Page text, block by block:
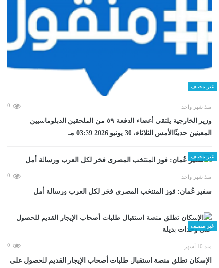
غير مصنف
منذ شهر واحد 0
وزير الخارجية يلتقي أعضاء الدفعة ٥٩ من الملحقين الدبلوماسيين
المعينين حديثًاالأمس الثلاثاء، 30 يونيو 2026 03:39 مـ
غير مصنف
منذ شهر واحد 0
سفير عُمان: فوز المنتخب المصرى فخر لكل العرب ورسالة أمل
غير مصنف
منذ 10 أشهر 0
الإسكان تطلق منصة استقبال طلبات أصحاب الإيجار القديم للحصول على